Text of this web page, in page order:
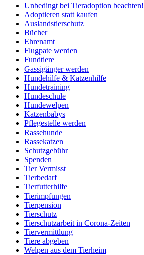
Unbedingt bei Tieradoption beachten!
Adoptieren statt kaufen
Auslandstierschutz
Bücher
Ehrenamt
Flugpate werden
Fundtiere
Gassigänger werden
Hundehilfe & Katzenhilfe
Hundetraining
Hundeschule
Hundewelpen
Katzenbabys
Pflegestelle werden
Rassehunde
Rassekatzen
Schutzgebühr
Spenden
Tier Vermisst
Tierbedarf
Tierfutterhilfe
Tierimpfungen
Tierpension
Tierschutz
Tierschutzarbeit in Corona-Zeiten
Tiervermittlung
Tiere abgeben
Welpen aus dem Tierheim